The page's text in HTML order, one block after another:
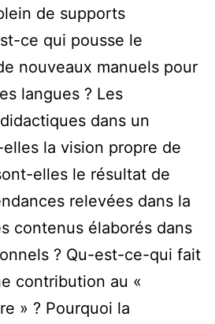
de supports
ce qui pousse le
nouveaux manuels pour
langues ? Les
dans un
la vision propre de
elles le résultat de
relevées dans la
contenus élaborés dans
? Qu-est-ce-qui fait
contribution au «
» ? Pourquoi la